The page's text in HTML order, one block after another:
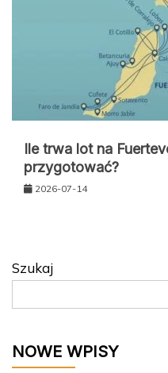
Ile trwa lot na
przygotować?
2026-07-14
Szukaj
NOWE WPISY